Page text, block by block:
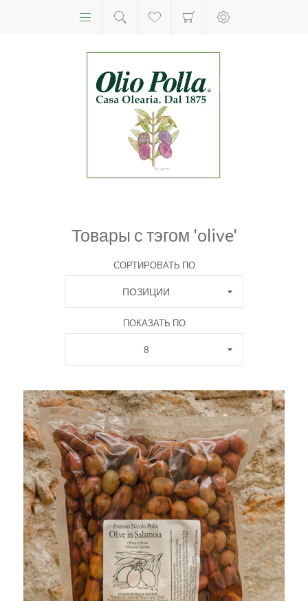
Товары с тэгом 'olive'
СОРТИРОВАТЬ ПО
ПОЗИЦИИ
ПОКАЗАТЬ ПО
8